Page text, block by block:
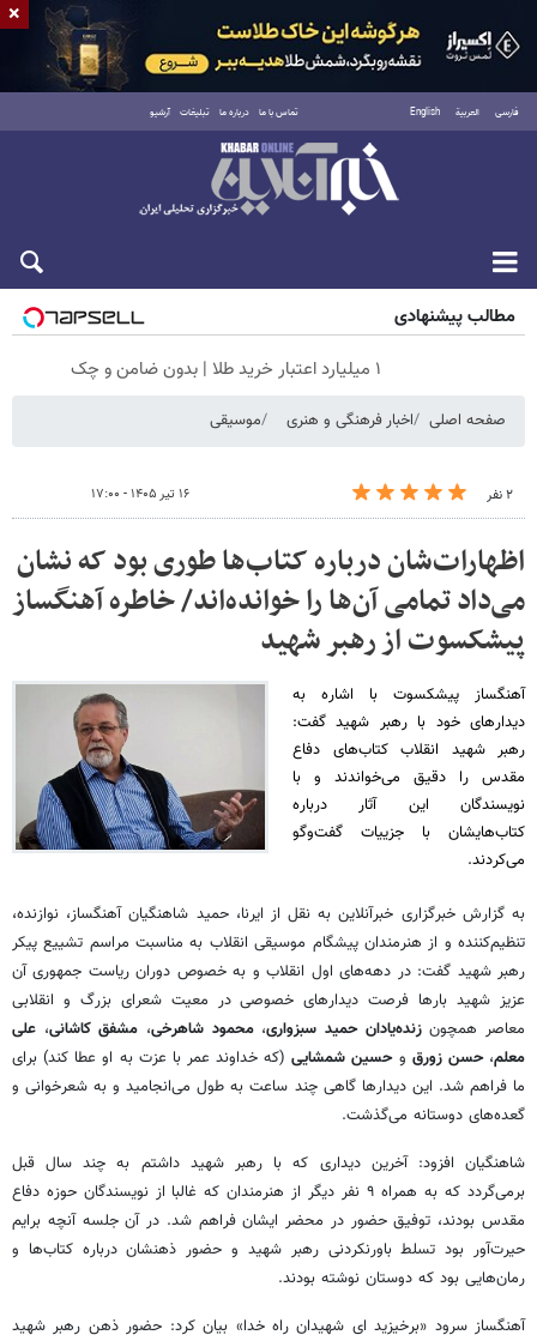
فارسی العربية English تماس با ما درباره ما تبلیغات آرشیو
جمعه ۱۶ مرداد ۱۴۰۵
مطالب پیشنهادی
۱ میلیارد اعتبار خرید طلا | بدون ضامن و چک
صفحه اصلی اخبار فرهنگی و هنری موسیقی
۲ نفر ۱۶ تیر ۱۴۰۵ - ۱۷:۰۰
اظهارات‌شان درباره کتاب‌ها طوری بود که نشان
می‌داد تمامی آن‌ها را خوانده‌اند/ خاطره آهنگساز
پیشکسوت از رهبر شهید
آهنگساز پیشکسوت با اشاره به
دیدارهای خود با رهبر شهید گفت:
رهبر شهید انقلاب کتاب‌های دفاع
مقدس را دقیق می‌خواندند و با
نویسندگان این آثار درباره
کتاب‌هایشان با جزییات گفت‌وگو
می‌کردند.
به گزارش خبرگزاری خبرآنلاین به نقل از ایرنا، حمید شاهنگیان آهنگساز، نوازنده،
تنظیم‌کننده و از هنرمندان پیشگام موسیقی انقلاب به مناسبت مراسم تشییع پیکر
رهبر شهید گفت: در دهه‌های اول انقلاب و به خصوص دوران ریاست جمهوری آن
عزیز شهید بارها فرصت دیدارهای خصوصی در معیت شعرای بزرگ و انقلابی
معاصر همچونزنده‌یادان حمید سبزواری، محمود شاهرخی، مشفق کاشانی، علی
معلم، حسن زورق و حسین شمشایی(که خداوند عمر با عزت به او عطا کند) برای
ما فراهم شد. این دیدارها گاهی چند ساعت به طول می‌انجامید و به شعرخوانی و
گعده‌های دوستانه می‌گذشت.
شاهنگیان افزود: آخرین دیداری که با رهبر شهید داشتم به چند سال قبل
برمی‌گردد که به همراه ۹ نفر دیگر از هنرمندان که غالبا از نویسندگان حوزه دفاع
مقدس بودند، توفیق حضور در محضر ایشان فراهم شد. در آن جلسه آنچه برایم
حیرت‌آور بود تسلط باورنکردنی رهبر شهید و حضور ذهنشان درباره کتاب‌ها و
رمان‌هایی بود که دوستان نوشته بودند.
آهنگساز سرود «برخیزید ای شهیدان راه خدا» بیان کرد: حضور ذهن رهبر شهید
×